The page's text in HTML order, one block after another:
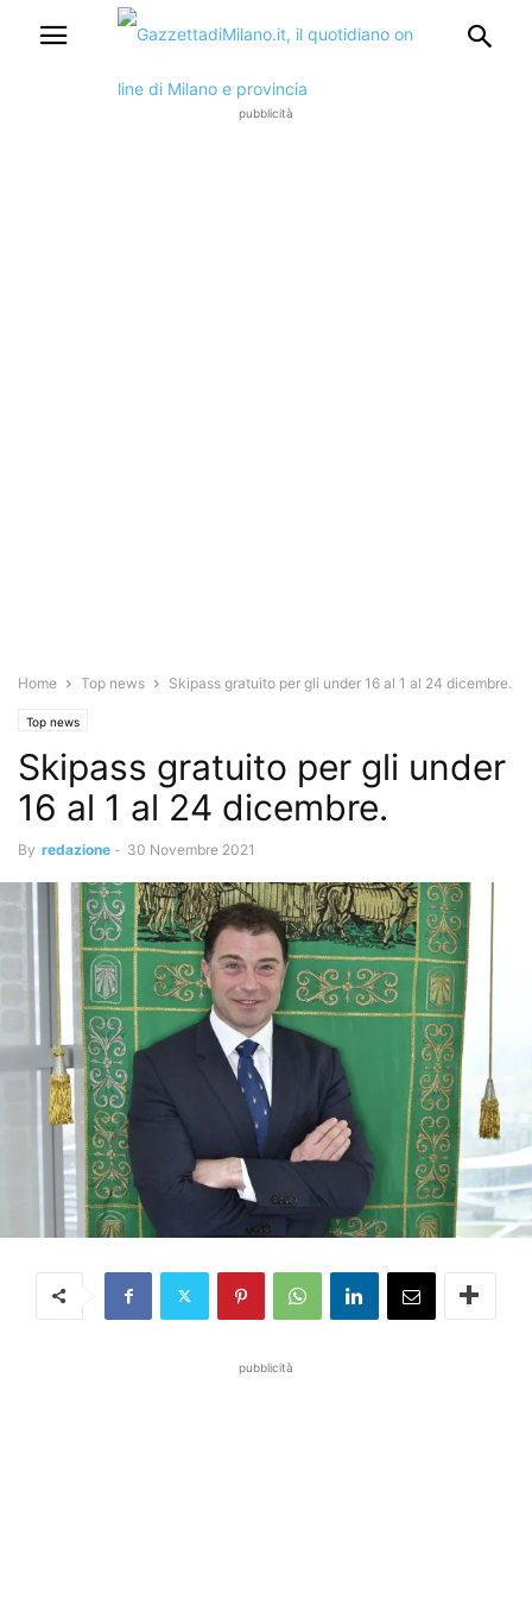
pubblicità
Home Top news Skipass gratuito per gli under 16 al 1 al 24 dicembre.
Top news
Skipass gratuito per gli under
16 al 1 al 24 dicembre.
By redazione - 30 Novembre 2021
pubblicità